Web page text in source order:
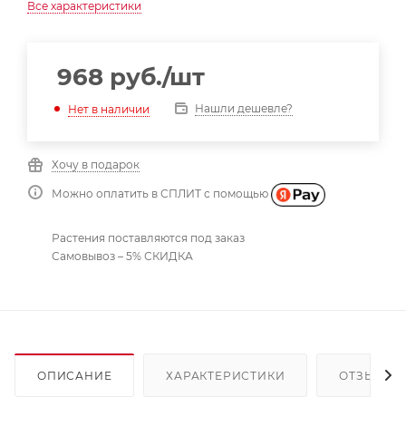
Все характеристики
968 руб./шт
Нет в наличии Нашли дешевле?
Хочу в подарок
Можно оплатить в СПЛИТ с помощью
Растения поставляются под заказ
Самовывоз – 5% СКИДКА
ОПИСАНИЕ ХАРАКТЕРИСТИКИ ОТЗЫВЫ